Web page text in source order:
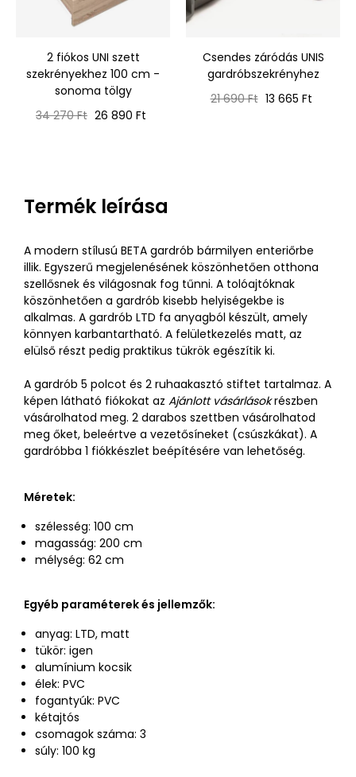
2 fiókos UNI szett
szekrényekhez 100 cm -
sonoma tölgy
Normál
34 270 Ft Ár
26 890 Ft
Csendes záródás UNIS
gardróbszekrényhez
Normál
21 690 Ft Ár
13 665 Ft
Termék leírása
A modern stílusú BETA gardrób bármilyen enteriőrbe
illik. Egyszerű megjelenésének köszönhetően otthona
szellősnek és világosnak fog tűnni. A tolóajtóknak
köszönhetően a gardrób kisebb helyiségekbe is
alkalmas. A gardrób LTD fa anyagból készült, amely
könnyen karbantartható. A felületkezelés matt, az
elülső részt pedig praktikus tükrök egészítik ki.
A gardrób 5 polcot és 2 ruhaakasztó stiftet tartalmaz. A
képen látható fiókokat az Ajánlott vásárlásokrészben
vásárolhatod meg. 2 darabos szettben vásárolhatod
meg őket, beleértve a vezetősíneket (csúszkákat). A
gardróbba 1 fiókkészlet beépítésére van lehetőség.
Méretek:
szélesség: 100 cm
magasság: 200 cm
mélység: 62 cm
Egyéb paraméterek és jellemzők:
anyag: LTD, matt
tükör: igen
alumínium kocsik
élek: PVC
fogantyúk: PVC
kétajtós
csomagok száma: 3
súly: 100 kg